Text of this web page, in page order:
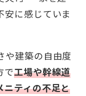
安に感じていま
や建築の自由度
で工場や幹線道
ニティの不足と